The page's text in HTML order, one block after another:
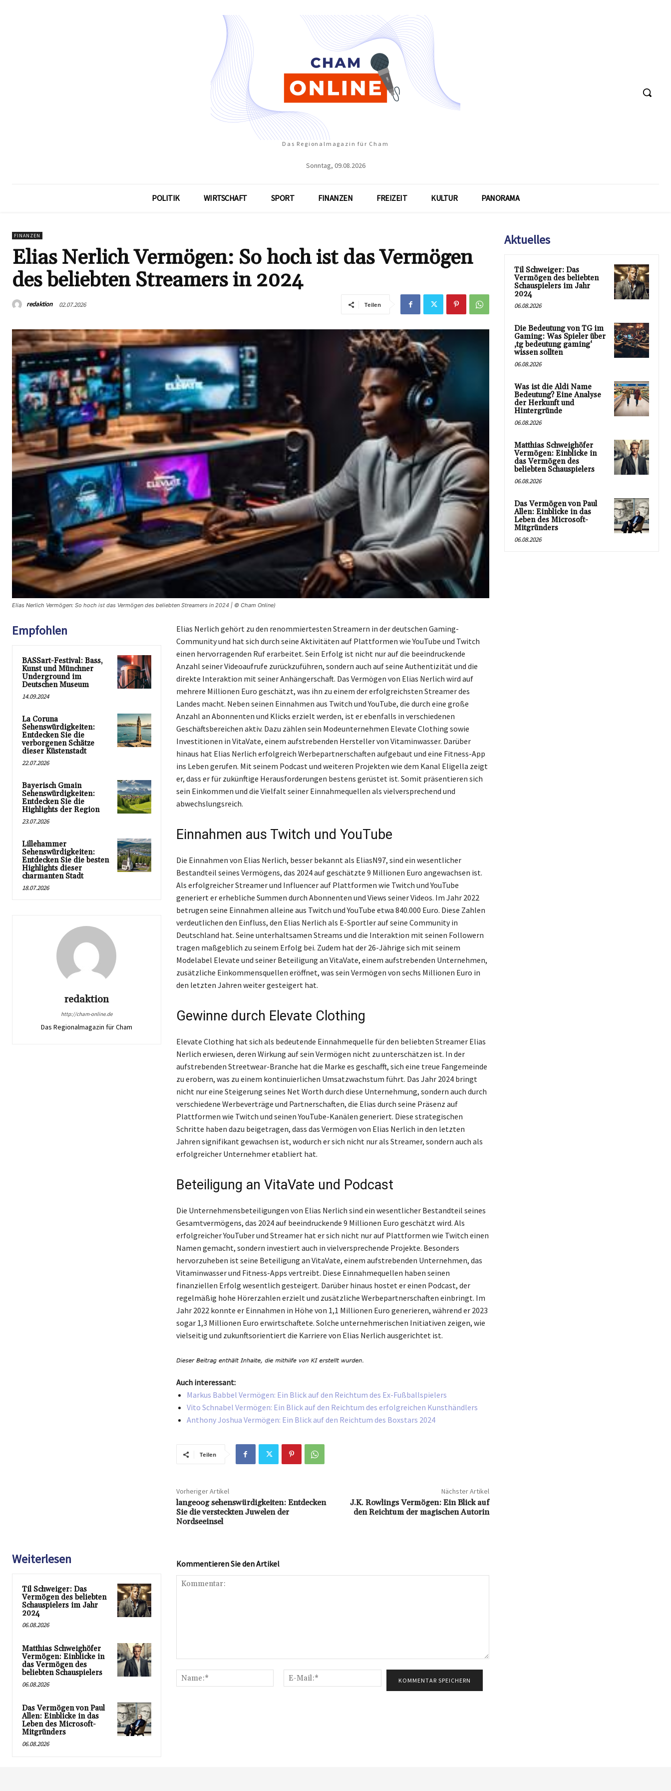
Das Regionalmagazin für Cham
Sonntag, 09.08.2026
POLITIK WIRTSCHAFT SPORT FINANZEN FREIZEIT KULTUR PANORAMA
FINANZEN
Elias Nerlich Vermögen: So hoch ist das Vermögen
des beliebten Streamers in 2024
redaktion 02.07.2026 Teilen
Elias Nerlich Vermögen: So hoch ist das Vermögen des beliebten Streamers in 2024 | © Cham Online)
Empfohlen
BASSart-Festival: Bass,
Kunst und Münchner
Underground im
Deutschen Museum
14.09.2024
La Coruna
Sehenswürdigkeiten:
Entdecken Sie die
verborgenen Schätze
dieser Küstenstadt
22.07.2026
Bayerisch Gmain
Sehenswürdigkeiten:
Entdecken Sie die
Highlights der Region
23.07.2026
Lillehammer
Sehenswürdigkeiten:
Entdecken Sie die besten
Highlights dieser
charmanten Stadt
18.07.2026
redaktion
http://cham-online.de
Das Regionalmagazin für Cham
Elias Nerlich gehört zu den renommiertesten Streamern in der deutschen Gaming-
Community und hat sich durch seine Aktivitäten auf Plattformen wie YouTube und Twitch
einen hervorragenden Ruf erarbeitet. Sein Erfolg ist nicht nur auf die beeindruckende
Anzahl seiner Videoaufrufe zurückzuführen, sondern auch auf seine Authentizität und die
direkte Interaktion mit seiner Anhängerschaft. Das Vermögen von Elias Nerlich wird auf
mehrere Millionen Euro geschätzt, was ihn zu einem der erfolgreichsten Streamer des
Landes macht. Neben seinen Einnahmen aus Twitch und YouTube, die durch eine große
Anzahl an Abonnenten und Klicks erzielt werden, ist er ebenfalls in verschiedenen
Geschäftsbereichen aktiv. Dazu zählen sein Modeunternehmen Elevate Clothing sowie
Investitionen in VitaVate, einem aufstrebenden Hersteller von Vitaminwasser. Darüber
hinaus hat Elias Nerlich erfolgreich Werbepartnerschaften aufgebaut und eine Fitness-App
ins Leben gerufen. Mit seinem Podcast und weiteren Projekten wie dem Kanal Eligella zeigt
er, dass er für zukünftige Herausforderungen bestens gerüstet ist. Somit präsentieren sich
sein Einkommen und die Vielfalt seiner Einnahmequellen als vielversprechend und
abwechslungsreich.
Einnahmen aus Twitch und YouTube
Die Einnahmen von Elias Nerlich, besser bekannt als EliasN97, sind ein wesentlicher
Bestandteil seines Vermögens, das 2024 auf geschätzte 9 Millionen Euro angewachsen ist.
Als erfolgreicher Streamer und Influencer auf Plattformen wie Twitch und YouTube
generiert er erhebliche Summen durch Abonnenten und Views seiner Videos. Im Jahr 2022
betrugen seine Einnahmen alleine aus Twitch und YouTube etwa 840.000 Euro. Diese Zahlen
verdeutlichen den Einfluss, den Elias Nerlich als E-Sportler auf seine Community in
Deutschland hat. Seine unterhaltsamen Streams und die Interaktion mit seinen Followern
tragen maßgeblich zu seinem Erfolg bei. Zudem hat der 26-Jährige sich mit seinem
Modelabel Elevate und seiner Beteiligung an VitaVate, einem aufstrebenden Unternehmen,
zusätzliche Einkommensquellen eröffnet, was sein Vermögen von sechs Millionen Euro in
den letzten Jahren weiter gesteigert hat.
Gewinne durch Elevate Clothing
Elevate Clothing hat sich als bedeutende Einnahmequelle für den beliebten Streamer Elias
Nerlich erwiesen, deren Wirkung auf sein Vermögen nicht zu unterschätzen ist. In der
aufstrebenden Streetwear-Branche hat die Marke es geschafft, sich eine treue Fangemeinde
zu erobern, was zu einem kontinuierlichen Umsatzwachstum führt. Das Jahr 2024 bringt
nicht nur eine Steigerung seines Net Worth durch diese Unternehmung, sondern auch durch
verschiedene Werbeverträge und Partnerschaften, die Elias durch seine Präsenz auf
Plattformen wie Twitch und seinen YouTube-Kanälen generiert. Diese strategischen
Schritte haben dazu beigetragen, dass das Vermögen von Elias Nerlich in den letzten
Jahren signifikant gewachsen ist, wodurch er sich nicht nur als Streamer, sondern auch als
erfolgreicher Unternehmer etabliert hat.
Beteiligung an VitaVate und Podcast
Die Unternehmensbeteiligungen von Elias Nerlich sind ein wesentlicher Bestandteil seines
Gesamtvermögens, das 2024 auf beeindruckende 9 Millionen Euro geschätzt wird. Als
erfolgreicher YouTuber und Streamer hat er sich nicht nur auf Plattformen wie Twitch einen
Namen gemacht, sondern investiert auch in vielversprechende Projekte. Besonders
hervorzuheben ist seine Beteiligung an VitaVate, einem aufstrebenden Unternehmen, das
Vitaminwasser und Fitness-Apps vertreibt. Diese Einnahmequellen haben seinen
finanziellen Erfolg wesentlich gesteigert. Darüber hinaus hostet er einen Podcast, der
regelmäßig hohe Hörerzahlen erzielt und zusätzliche Werbepartnerschaften einbringt. Im
Jahr 2022 konnte er Einnahmen in Höhe von 1,1 Millionen Euro generieren, während er 2023
sogar 1,3 Millionen Euro erwirtschaftete. Solche unternehmerischen Initiativen zeigen, wie
vielseitig und zukunftsorientiert die Karriere von Elias Nerlich ausgerichtet ist.
Auch interessant:
Markus Babbel Vermögen: Ein Blick auf den Reichtum des Ex-Fußballspielers
Vito Schnabel Vermögen: Ein Blick auf den Reichtum des erfolgreichen Kunsthändlers
Anthony Joshua Vermögen: Ein Blick auf den Reichtum des Boxstars 2024
Teilen
Vorheriger Artikel
langeoog sehenswürdigkeiten: Entdecken
Sie die versteckten Juwelen der
Nordseeinsel
Nächster Artikel
J.K. Rowlings Vermögen: Ein Blick auf
den Reichtum der magischen Autorin
Weiterlesen
Til Schweiger: Das
Vermögen des beliebten
Schauspielers im Jahr
2024
06.08.2026
Matthias Schweighöfer
Vermögen: Einblicke in
das Vermögen des
beliebten Schauspielers
06.08.2026
Das Vermögen von Paul
Allen: Einblicke in das
Leben des Microsoft-
Mitgründers
06.08.2026
Kommentieren Sie den Artikel
Name:*
Mail:*
Aktuelles
Til Schweiger: Das
Vermögen des beliebten
Schauspielers im Jahr
2024
06.08.2026
Die Bedeutung von TG im
Gaming: Was Spieler über
‚tg bedeutung gaming‘
wissen sollten
06.08.2026
Was ist die Aldi Name
Bedeutung? Eine Analyse
der Herkunft und
Hintergründe
06.08.2026
Matthias Schweighöfer
Vermögen: Einblicke in
das Vermögen des
beliebten Schauspielers
06.08.2026
Das Vermögen von Paul
Allen: Einblicke in das
Leben des Microsoft-
Mitgründers
06.08.2026